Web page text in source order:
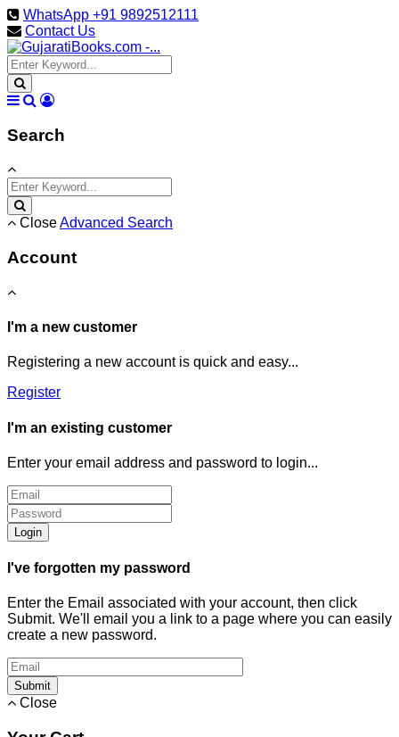
WhatsApp +91 9892512111
Contact Us
Search
CloseAdvanced Search
Account
I'm a new customer
Registering a new account is quick and easy...
Register
I'm an existing customer
Enter your email address and password to login...
Login
I've forgotten my password
Enter the Email associated with your account, then click
Submit. We'll email you a link to a page where you can easily
create a new password.
Submit
Close